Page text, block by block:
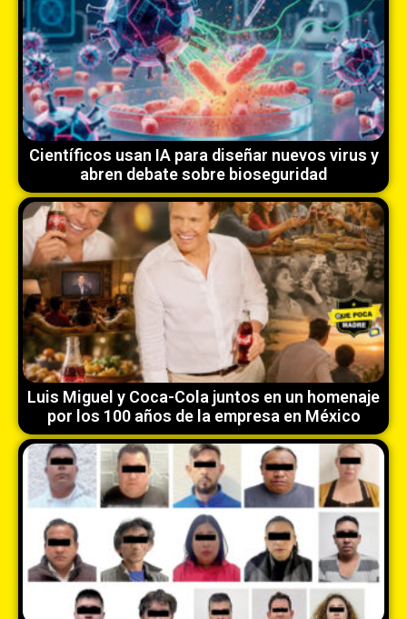
Científicos usan IA para diseñar nuevos virus y
abren debate sobre bioseguridad
Luis Miguel y Coca-Cola juntos en un homenaje
por los 100 años de la empresa en México